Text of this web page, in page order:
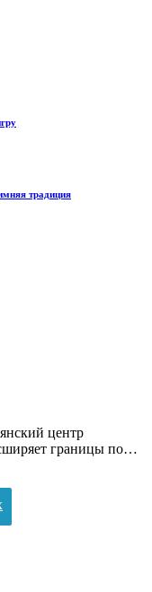
традиция
центр
границы по…